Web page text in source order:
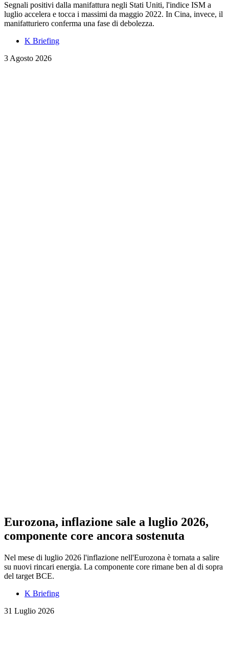
Segnali positivi dalla manifattura negli Stati Uniti, l'indice ISM a
luglio accelera e tocca i massimi da maggio 2022. In Cina, invece, il
manifatturiero conferma una fase di debolezza.
K Briefing
3 Agosto 2026
Eurozona, inflazione sale a luglio 2026,
componente core ancora sostenuta
Nel mese di luglio 2026 l'inflazione nell'Eurozona è tornata a salire
su nuovi rincari energia. La componente core rimane ben al di sopra
del target BCE.
K Briefing
31 Luglio 2026